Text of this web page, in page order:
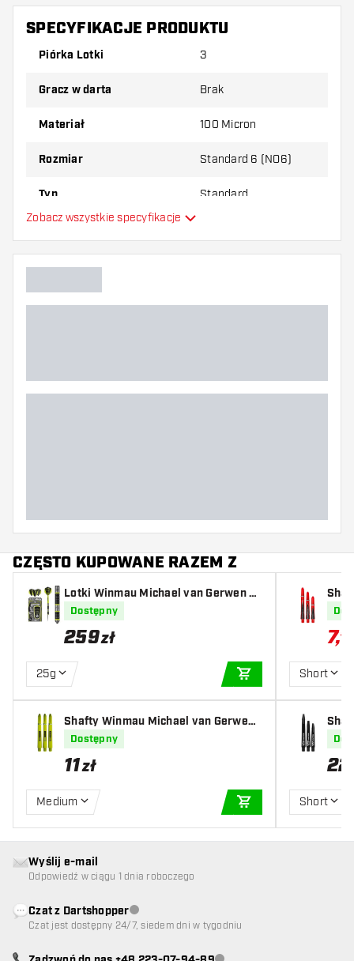
Wypróbuj inny kształt, materiał lub grubość
piórek, aby dowiedzieć się, który wariant
SPECYFIKACJE PRODUKTU
Piórka Lotki 3
Gracz w darta Brak
Materiał 100 Micron
Rozmiar Standard 6 (NO6)
Typ Standard
Dodatkowe kolory
Zobacz wszystkie specyfikacje
CZĘSTO KUPOWANE RAZEM Z
Lotki Winmau Michael van Gerwen As
pire 80%
Dostępny
259zł
25g
DODAJ DO
Shafty Winmau Michael van Gerwen
Ring Grip MvG Design
Dostępny
11zł
Medium
DODAJ DO
7,50
Short
22
Short
Wyślij e-mail
Odpowiedź w ciągu 1 dnia roboczego
Czat z DartshopperObsługa klienta niedostępna
Czat jest dostępny 24/7, siedem dni w tygodniu